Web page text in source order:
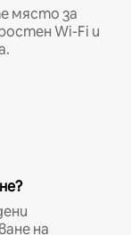
място за
Wi-Fi и
на